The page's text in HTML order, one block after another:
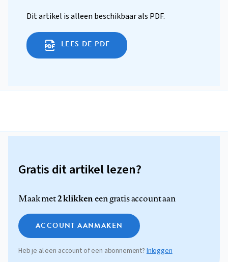
Dit artikel is alleen beschikbaar als PDF.
LEES DE PDF
Gratis dit artikel lezen?
Maak met2 klikkeneen gratis account aan
ACCOUNT AANMAKEN
Heb je al een account of een abonnement? Inloggen